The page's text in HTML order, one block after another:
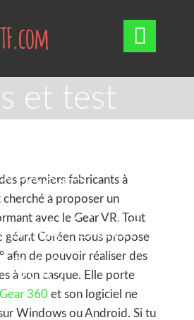

et test
Gear
360
premiers fabricants à
à proposer un
avec le Gear VR. Tout
géant Coréen nous propose
afin de pouvoir réaliser des
à son casque. Elle porte
Gear 360 et son logiciel ne
Windows ou Android. Si tu